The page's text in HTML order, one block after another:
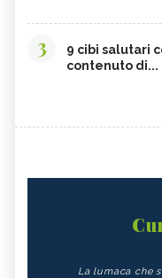
3
9 cibi salutari
contenuto di...
La lumaca che